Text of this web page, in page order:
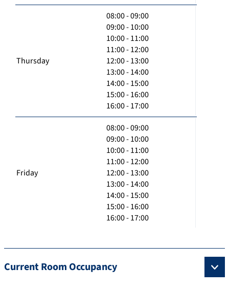
Thursday
08:00 - 09:00
09:00 - 10:00
10:00 - 11:00
11:00 - 12:00
12:00 - 13:00
13:00 - 14:00
14:00 - 15:00
15:00 - 16:00
16:00 - 17:00
Friday
08:00 - 09:00
09:00 - 10:00
10:00 - 11:00
11:00 - 12:00
12:00 - 13:00
13:00 - 14:00
14:00 - 15:00
15:00 - 16:00
16:00 - 17:00
Current Room Occupancy